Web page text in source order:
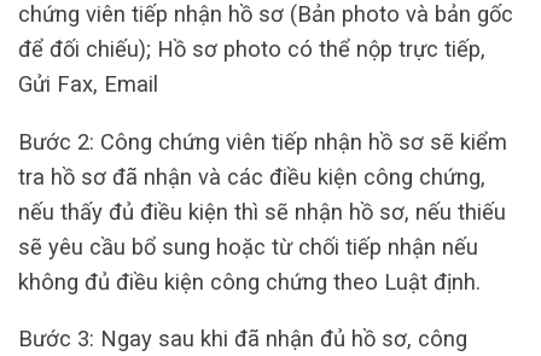
chứng viên tiếp nhận hồ sơ (Bản photo và bản gốc
để đối chiếu); Hồ sơ photo có thể nộp trực tiếp,
Gửi Fax, Email
Bước 2: Công chứng viên tiếp nhận hồ sơ sẽ kiểm
tra hồ sơ đã nhận và các điều kiện công chứng,
nếu thấy đủ điều kiện thì sẽ nhận hồ sơ, nếu thiếu
sẽ yêu cầu bổ sung hoặc từ chối tiếp nhận nếu
không đủ điều kiện công chứng theo Luật định.
Bước 3: Ngay sau khi đã nhận đủ hồ sơ, công